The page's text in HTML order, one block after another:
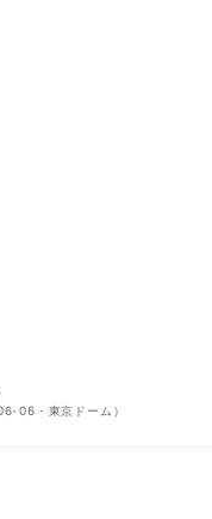
06・東京ドーム）